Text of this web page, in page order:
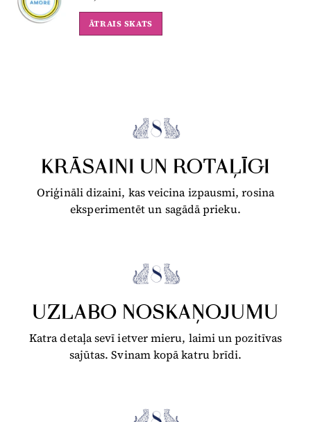
ĀTRAIS SKATS
KRĀSAINI UN ROTAĻĪGI
Oriģināli dizaini, kas veicina izpausmi, rosina
eksperimentēt un sagādā prieku.
UZLABO NOSKAŅOJUMU
Katra detaļa sevī ietver mieru, laimi un pozitīvas
sajūtas. Svinam kopā katru brīdi.